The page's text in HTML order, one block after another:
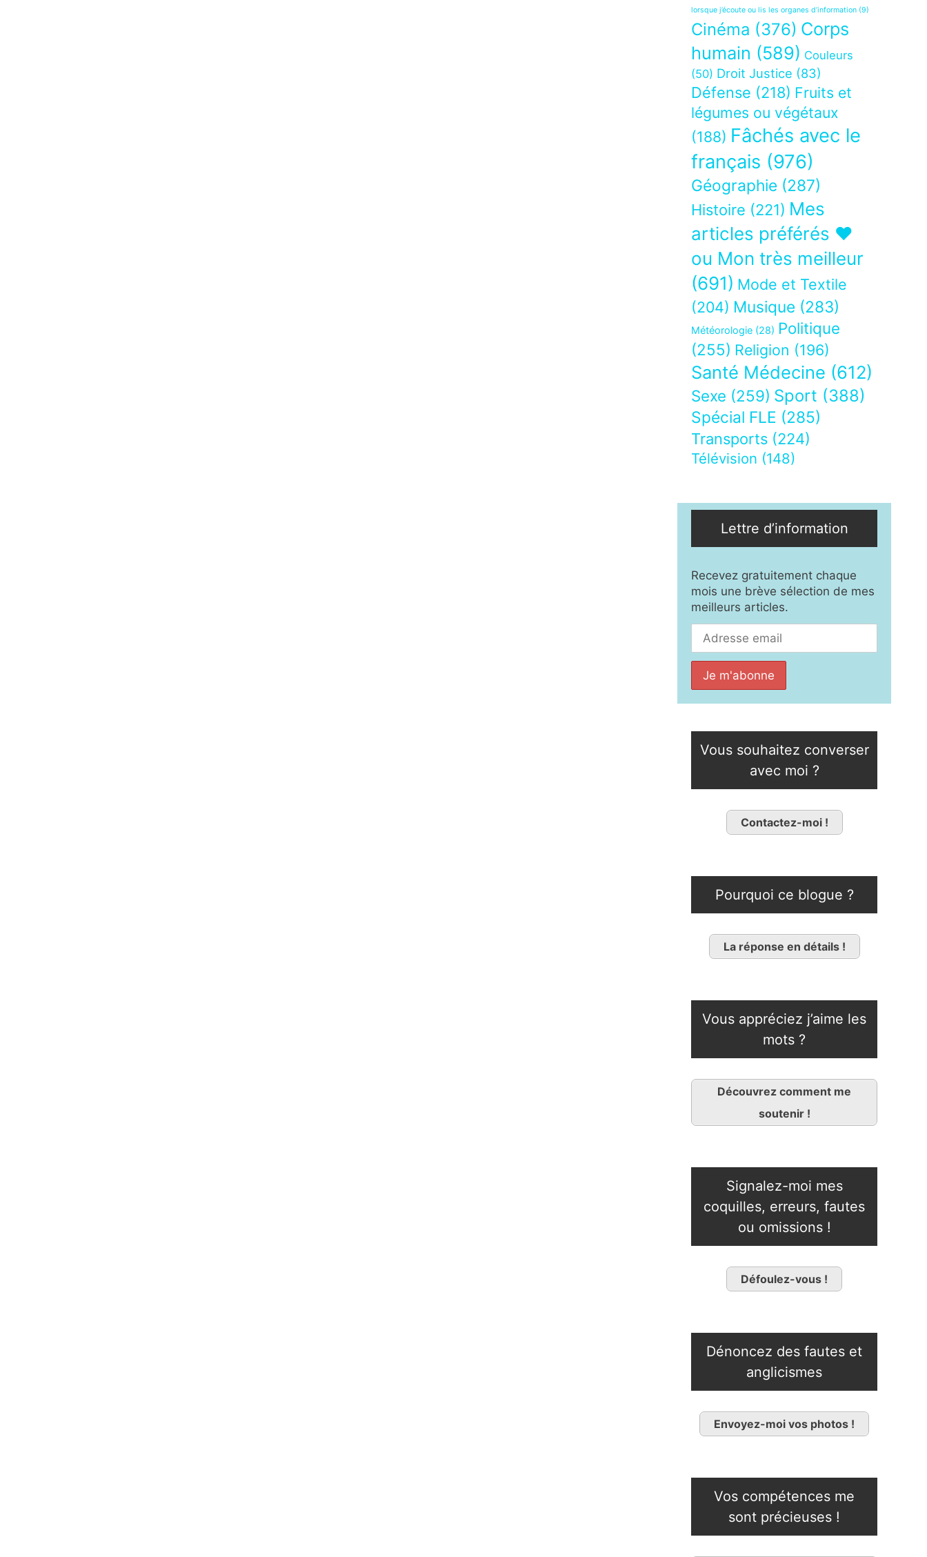
lorsque j’écoute ou lis les organes d’information (9)
Cinéma (376) Corps
humain (589) Couleurs
(50) Droit Justice (83)
Défense (218) Fruits et
légumes ou végétaux
(188) Fâchés avec le
français (976)
Géographie (287)
Histoire (221) Mes
articles préférés ❤
ou Mon très meilleur
(691) Mode et Textile
(204) Musique (283)
Météorologie (28) Politique
(255) Religion (196)
Santé Médecine (612)
Sexe (259) Sport (388)
Spécial FLE (285)
Transports (224)
Télévision (148)
Lettre d’information
Recevez gratuitement chaque
mois une brève sélection de mes
meilleurs articles.
Vous souhaitez converser
avec moi ?
Contactez-moi !
Pourquoi ce blogue ?
La réponse en détails !
Vous appréciez j’aime les
mots ?
Découvrez comment me
soutenir !
Signalez-moi mes
coquilles, erreurs, fautes
ou omissions !
Défoulez-vous !
Dénoncez des fautes et
anglicismes
Envoyez-moi vos photos !
Vos compétences me
sont précieuses !